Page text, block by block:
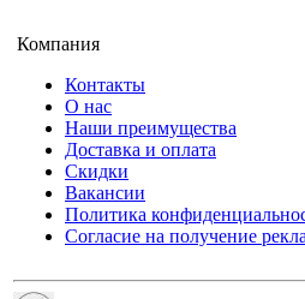
Компания
Контакты
О нас
Наши преимущества
Доставка и оплата
Скидки
Вакансии
Политика
Согласие на получение